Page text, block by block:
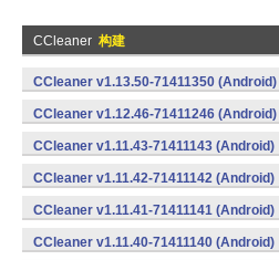
CCleaner 构建
CCleaner v1.13.50-71411350 (Android)
CCleaner v1.12.46-71411246 (Android)
CCleaner v1.11.43-71411143 (Android)
CCleaner v1.11.42-71411142 (Android)
CCleaner v1.11.41-71411141 (Android)
CCleaner v1.11.40-71411140 (Android)